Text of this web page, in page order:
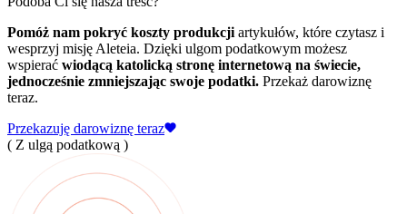
Pomóż nam pokryć koszty produkcji artykułów, które czytasz i
wesprzyj misję Aleteia. Dzięki ulgom podatkowym możesz
wspierać wiodącą katolicką stronę internetową na świecie,
jednocześnie zmniejszając swoje podatki. Przekaż darowiznę
teraz.
Przekazuję darowiznę teraz
( Z ulgą podatkową )